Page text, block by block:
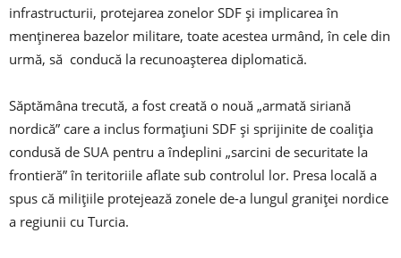
infrastructurii, protejarea zonelor SDF și implicarea în
menținerea bazelor militare, toate acestea urmând, în cele din
urmă, să conducă la recunoașterea diplomatică.
Săptămâna trecută, a fost creată o nouă „armată siriană
nordică” care a inclus formațiuni SDF și sprijinite de coaliția
condusă de SUA pentru a îndeplini „sarcini de securitate la
frontieră” în teritoriile aflate sub controlul lor. Presa locală a
spus că milițiile protejează zonele de-a lungul graniței nordice
a regiunii cu Turcia.